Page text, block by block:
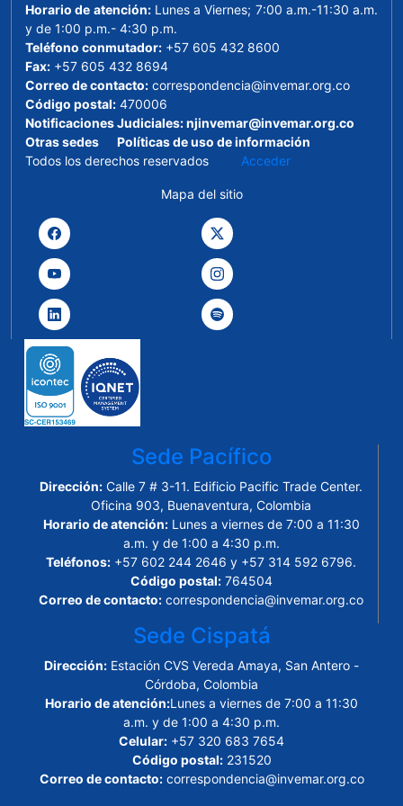
Horario de atención:Lunes a Viernes; 7:00 a.m.-11:30 a.m.
y de 1:00 p.m.- 4:30 p.m.
Teléfono conmutador: +57 605 432 8600
Fax: +57 605 432 8694
Correo de contacto: correspondencia@invemar.org.co
Código postal: 470006
Notificaciones Judiciales:njinvemar@invemar.org.co
Otras sedes
Políticas de uso de información
Todos los derechos reservados Acceder
Mapa del sitio
Sede Pacífico
Dirección: Calle 7 # 3-11. Edificio Pacific Trade Center.
Oficina 903, Buenaventura, Colombia
Horario de atención:Lunes a viernes de 7:00 a 11:30
a.m. y de 1:00 a 4:30 p.m.
Teléfonos: +57 602 244 2646 y +57 314 592 6796.
Código postal:764504
Correo de contacto: correspondencia@invemar.org.co
Sede Cispatá
Dirección: Estación CVS Vereda Amaya, San Antero -
Córdoba, Colombia
Horario de atención:Lunes a viernes de 7:00 a 11:30
a.m. y de 1:00 a 4:30 p.m.
Celular: +57 320 683 7654
Código postal:231520
Correo de contacto:correspondencia@invemar.org.co